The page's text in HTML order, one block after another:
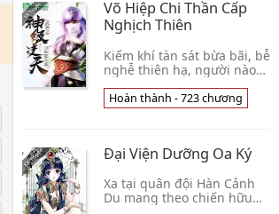
Võ Hiệp Chi Thần Cấp
Nghịch Thiên
Kiếm khí tàn sát bừa bãi, bễ
nghễ thiên hạ, người nào
đánh đàn, tàn sát ngàn
quân, sao đủ nói thay!
Hoàn thành - 723 chương
Đại Viện Dưỡng Oa Ký
Xa tại quân đội Hàn Cảnh
Du mang theo chiến hữu